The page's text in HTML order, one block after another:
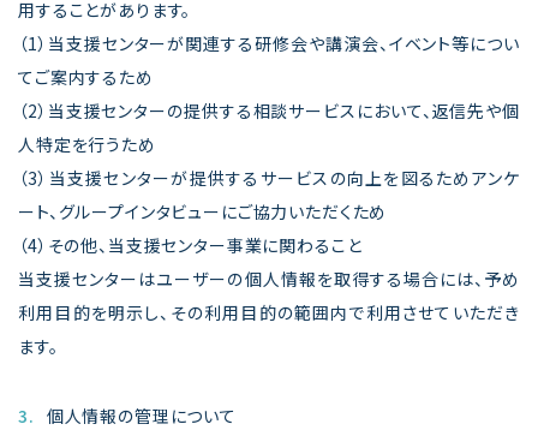
用することがあります。
（1）当支援センターが関連する研修会や講演会、イベント等につい
てご案内するため
（2）当支援センターの提供する相談サービスにおいて、返信先や個
人特定を行うため
（3）当支援センターが提供するサービスの向上を図るためアンケ
ート、グループインタビューにご協力いただくため
（4）その他、当支援センター事業に関わること
当支援センターはユーザーの個人情報を取得する場合には、予め
利用目的を明示し、その利用目的の範囲内で利用させていただき
ます。
3. 個人情報の管理について